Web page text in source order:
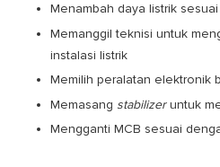
Menambah daya listrik
Memanggil teknisi untuk
instalasi listrik
Memilih peralatan elektronik
Memasang stabilizeruntuk
Mengganti MCB sesuai